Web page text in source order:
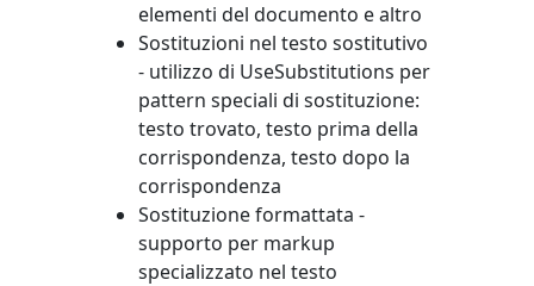
elementi del documento e altro
Sostituzioni nel testo sostitutivo
- utilizzo di UseSubstitutions per
pattern speciali di sostituzione:
testo trovato, testo prima della
corrispondenza, testo dopo la
corrispondenza
Sostituzione formattata -
supporto per markup
specializzato nel testo